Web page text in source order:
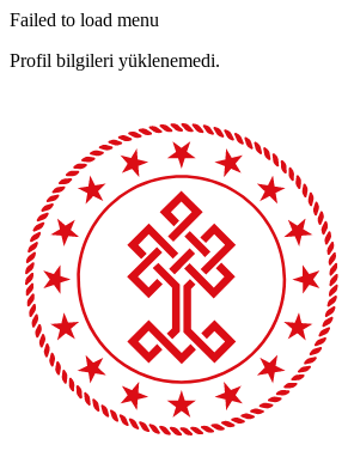
Failed to load menu
Profil bilgileri yüklenemedi.